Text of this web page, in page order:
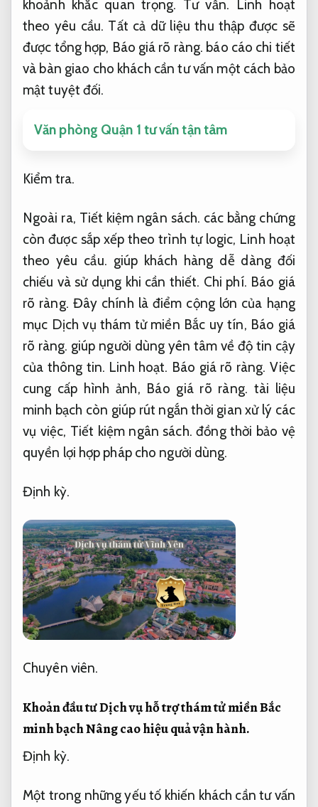
khoảnh khắc quan trọng. Tư vấn.
Linh hoạt
theo yêu cầu. Tất cả dữ liệu thu thập được sẽ
được tổng hợp, Báo giá rõ ràng. báo cáo chi tiết
và bàn giao cho khách cần tư vấn một cách bảo
mật tuyệt đối.
Văn phòng Quận 1 tư vấn tận tâm
Kiểm tra.
Ngoài ra, Tiết kiệm ngân sách. các bằng chứng
còn được sắp xếp theo trình tự logic, Linh hoạt
theo yêu cầu. giúp khách hàng dễ dàng đối
chiếu và sử dụng khi cần thiết. Chi phí. Báo giá
rõ ràng. Đây chính là điểm cộng lớn của hạng
mục Dịch vụ thám tử miền Bắc uy tín, Báo giá
rõ ràng. giúp người dùng yên tâm về độ tin cậy
của thông tin. Linh hoạt. Báo giá rõ ràng. Việc
cung cấp hình ảnh, Báo giá rõ ràng. tài liệu
minh bạch còn giúp rút ngắn thời gian xử lý các
vụ việc, Tiết kiệm ngân sách. đồng thời bảo vệ
quyền lợi hợp pháp cho người dùng.
Định kỳ.
Chuyên viên.
Khoản đầu tư Dịch vụ hỗ trợ thám tử miền Bắc
minh bạchNâng cao hiệu quả vận hành.
Định kỳ.
Một trong những yếu tố khiến khách cần tư vấn